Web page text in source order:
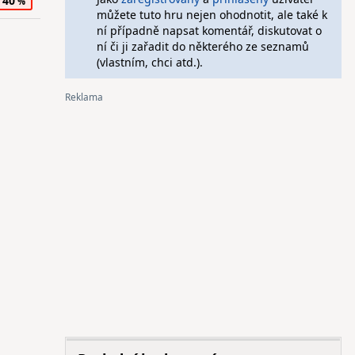
můžete tuto hru nejen ohodnotit, ale také k
ní případně napsat komentář, diskutovat o
ní či ji zařadit do některého ze seznamů
(vlastním, chci atd.).